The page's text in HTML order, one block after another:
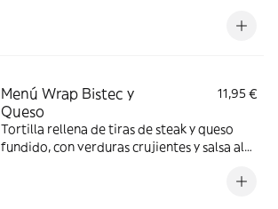
Menú Wrap Bistec y
Queso
11,95 €
Tortilla rellena de tiras de steak y queso
fundido, con verduras crujientes y salsa al